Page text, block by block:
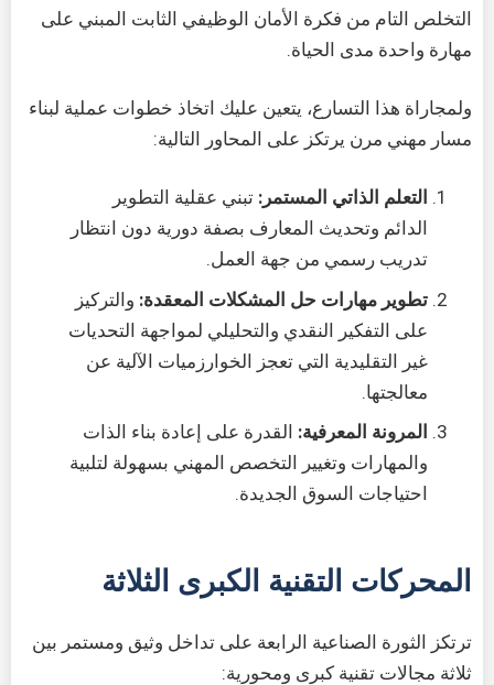
التخلص التام من فكرة الأمان الوظيفي الثابت المبني على
مهارة واحدة مدى الحياة.
ولمجاراة هذا التسارع، يتعين عليك اتخاذ خطوات عملية لبناء
مسار مهني مرن يرتكز على المحاور التالية:
التعلم الذاتي المستمر: تبني عقلية التطوير
الدائم وتحديث المعارف بصفة دورية دون انتظار
تدريب رسمي من جهة العمل.
تطوير مهارات حل المشكلات المعقدة: والتركيز
على التفكير النقدي والتحليلي لمواجهة التحديات
غير التقليدية التي تعجز الخوارزميات الآلية عن
معالجتها.
المرونة المعرفية: القدرة على إعادة بناء الذات
والمهارات وتغيير التخصص المهني بسهولة لتلبية
احتياجات السوق الجديدة.
المحركات التقنية الكبرى الثلاثة
ترتكز الثورة الصناعية الرابعة على تداخل وثيق ومستمر بين
ثلاثة مجالات تقنية كبرى ومحورية: